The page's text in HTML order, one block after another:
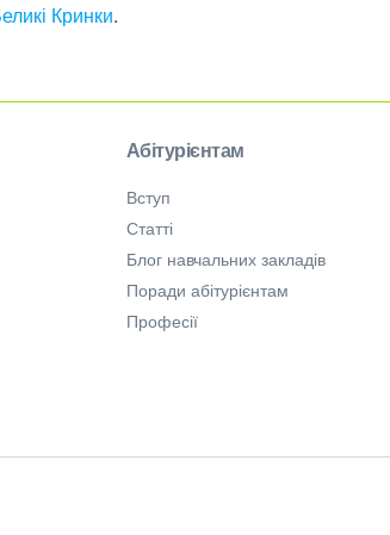
Кринки.
Абітурієнтам
Вступ
Статті
Блог навчальних закладів
Поради абітурієнтам
Професії